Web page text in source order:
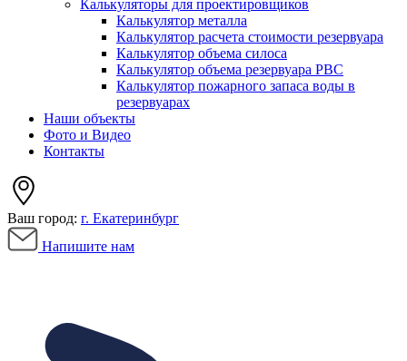
Калькуляторы для проектировщиков
Калькулятор металла
Калькулятор расчета стоимости резервуара
Калькулятор объема силоса
Калькулятор объема резервуара РВС
Калькулятор пожарного запаса воды в
резервуарах
Наши объекты
Фото и Видео
Контакты
Ваш город: г. Екатеринбург
Напишите нам